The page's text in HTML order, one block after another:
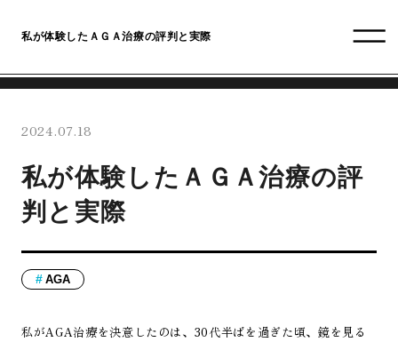
私が体験したＡＧＡ治療の評判と実際
2024.07.18
私が体験したＡＧＡ治療の評
判と実際
AGA
私がAGA治療を決意したのは、30代半ばを過ぎた頃、鏡を見る